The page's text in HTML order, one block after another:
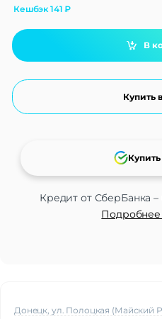
Кешбэк141 ₽
В
Купить
Кредит от СберБанка
Подробнее
Донецк, ул. Полоцкая (Майский